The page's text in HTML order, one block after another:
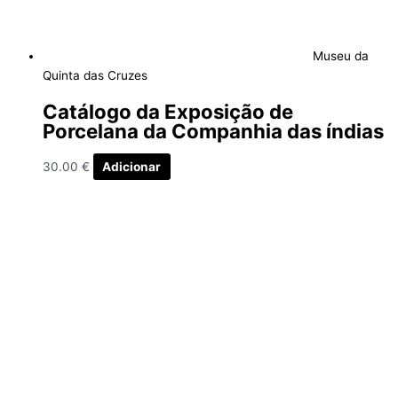
Museu da
Quinta das Cruzes
Catálogo da Exposição de
Porcelana da Companhia das índias
30.00 € Adicionar